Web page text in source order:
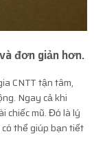
đơn giản hơn.
CNTT tận tâm,
Ngay cả khi
chiếc mũ. Đó là lý
thể giúp bạn tiết